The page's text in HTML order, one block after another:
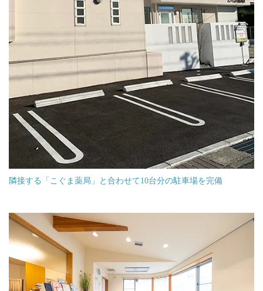
隣接する「こぐま薬局」と合わせて10台分の駐車場を完備